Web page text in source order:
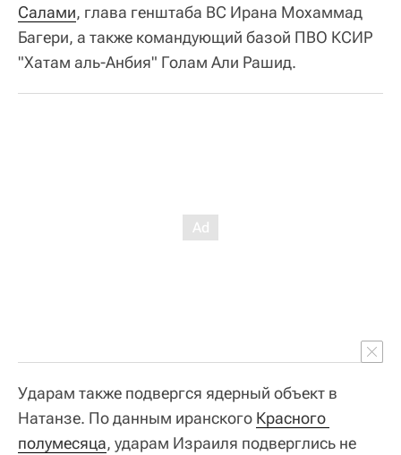
Салами, глава генштаба ВС Ирана Мохаммад
Багери, а также командующий базой ПВО КСИР
"Хатам аль-Анбия" Голам Али Рашид.
Ударам также подвергся ядерный объект в
Натанзе. По данным иранского Красного
полумесяца, ударам Израиля подверглись не